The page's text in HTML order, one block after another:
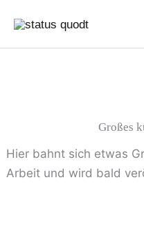
Inhalt
springen
Großes
Hier bahnt sich etwas
Arbeit und wird bald
nach:
Preis